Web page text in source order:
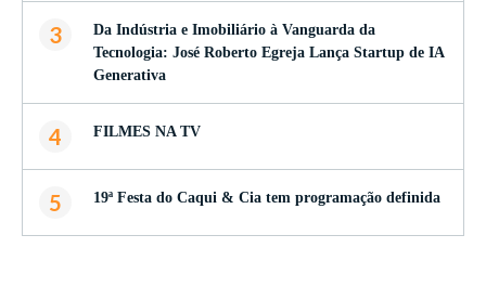
3
Da Indústria e Imobiliário à Vanguarda da
Tecnologia: José Roberto Egreja Lança Startup de IA
Generativa
4 FILMES NA TV
5 19ª Festa do Caqui & Cia tem programação definida